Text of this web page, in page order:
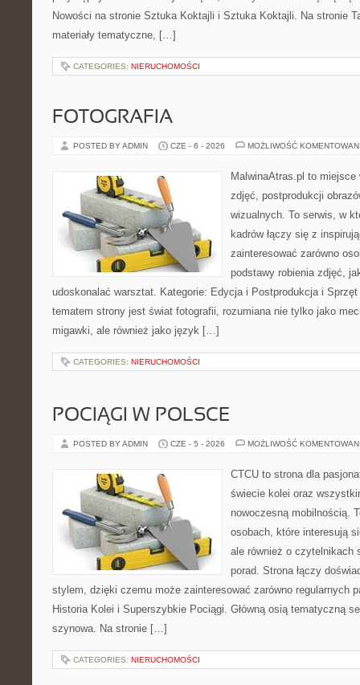
Nowości na stronie Sztuka Koktajli i Sztuka Koktajli. Na stronie
materiały tematyczne, […]
CATEGORIES: NIERUCHOMOŚCI
FOTOGRAFIA
POSTED BY ADMIN CZE - 6 - 2026 MOŻLIWOŚĆ
MalwinaAtras.pl to
zdjęć, postprodukcji
wizualnych. To serwis, w
kadrów łączy się z
zainteresować zarówno
podstawy robienia zdjęć,
udoskonalać warsztat. Kategorie: Edycja i Postprodukcja i Sprzęt
tematem strony jest świat fotografii, rozumiana nie tylko jako
migawki, ale również jako język […]
CATEGORIES: NIERUCHOMOŚCI
POCIĄGI W POLSCE
POSTED BY ADMIN CZE - 5 - 2026 MOŻLIWOŚĆ
CTCU to strona dla
świecie kolei oraz
nowoczesną mobilnością.
osobach, które interesują
ale również o czytelnikach
porad. Strona łączy
stylem, dzięki czemu może zainteresować zarówno regularnych
Historia Kolei i Superszybkie Pociągi. Główną osią tematyczną
szynowa. Na stronie […]
CATEGORIES: NIERUCHOMOŚCI